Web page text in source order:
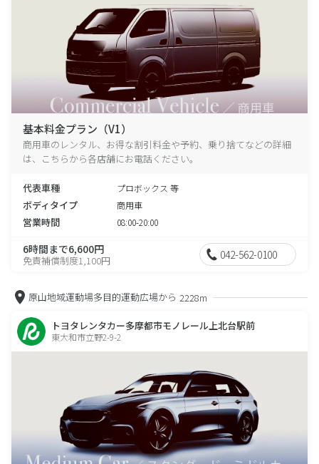
基本料金プラン（V1）
商用車のレンタル、お得な割引料金や予約、乗り捨てなどの詳細
は、こちらから各店舗にお電話ください。
代表車種 プロボックス 等
ボディタイプ 商用車
営業時間 08:00-20:00
6時間まで6,600円
免責補償制度1,100円 042-562-0100
原山地域運動場多目的運動広場から 2228m
トヨタレンタカー多摩都市モノレール上北台駅前
東大和市立野2-9-2